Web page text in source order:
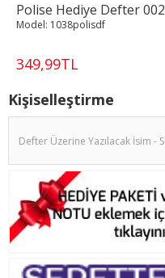
Polise Hediye Defter 002
349,99TL
Model: 1038polisdf
Kişiselleştirme